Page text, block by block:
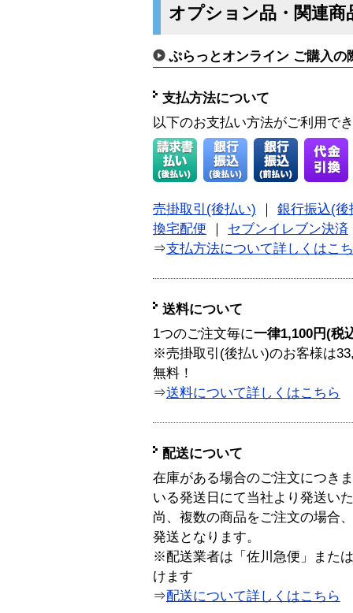
オプション品・関連商
ぷらっとオンライン ご購入の
支払方法について
以下のお支払い方法がご利用で
売掛取引(後払い)
銀行振込(後
換宅配便
セブンイレブン決済
⇒支払方法について詳しくはこ
送料について
1つのご注文毎に一律1,100円(税
※売掛取引(後払い)のお客様は
無料！
⇒送料について詳しくはこちら
配送について
在庫がある場合のご注文につき
いる発送日にて当社より発送い
尚、複数の商品をご注文の場合
発送となります。
※配送業者は「佐川急便」また
けます
⇒配送について詳しくはこちら